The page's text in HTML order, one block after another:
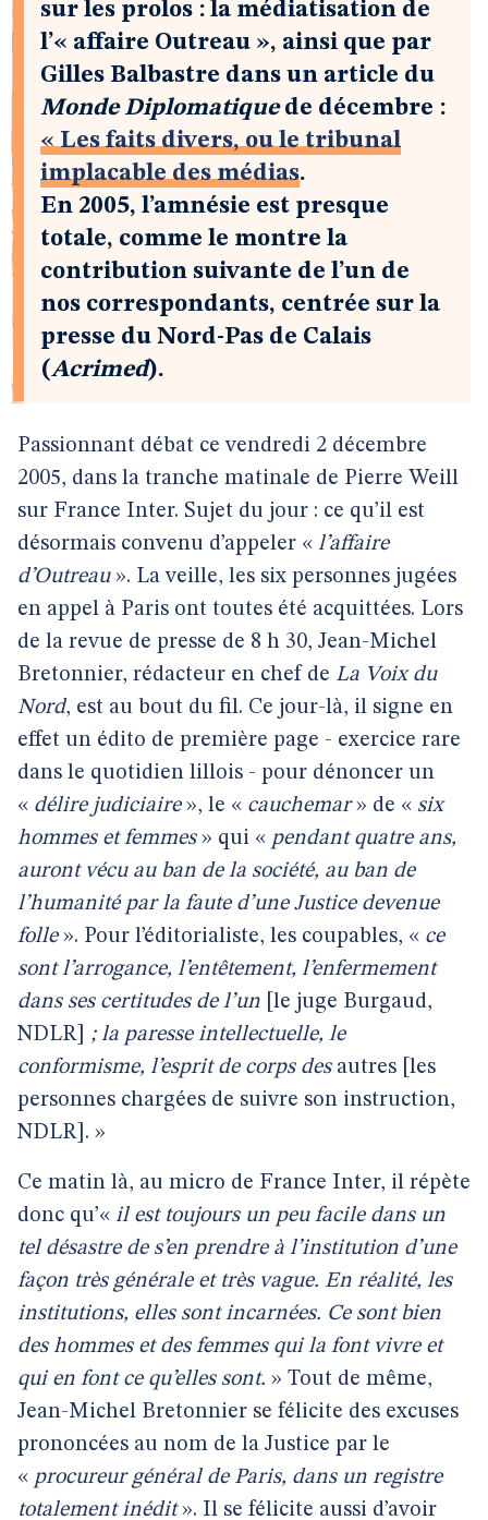
sur les prolos : la médiatisation de
l’« affaire Outreau », ainsi que par
Gilles Balbastre dans un article du
Monde Diplomatiquede décembre :
« Les faits divers, ou le tribunal
implacable des médias.
En 2005, l’amnésie est presque
totale, comme le montre la
contribution suivante de l’un de
nos correspondants, centrée sur la
presse du Nord-Pas de Calais
(Acrimed).
Passionnant débat ce vendredi 2 décembre
2005, dans la tranche matinale de Pierre Weill
sur France Inter. Sujet du jour : ce qu’il est
désormais convenu d’appeler « l’affaire
d’Outreau». La veille, les six personnes jugées
en appel à Paris ont toutes été acquittées. Lors
de la revue de presse de 8 h 30, Jean-Michel
Bretonnier, rédacteur en chef de La Voix du
Nord, est au bout du fil. Ce jour-là, il signe en
effet un édito de première page - exercice rare
dans le quotidien lillois - pour dénoncer un
« délire judiciaire», le « cauchemar» de « six
hommes et femmes» qui « pendant quatre ans,
auront vécu au ban de la société, au ban de
l’humanité par la faute d’une Justice devenue
folle». Pour l’éditorialiste, les coupables, « ce
sont l’arrogance, l’entêtement, l’enfermement
dans ses certitudes de l’un [le juge Burgaud,
NDLR]
; la paresse intellectuelle, le
conformisme, l’esprit de corps des autres [les
personnes chargées de suivre son instruction,
NDLR]. »
Ce matin là, au micro de France Inter, il répète
donc qu’« il est toujours un peu facile dans un
tel désastre de s’en prendre à l’institution d’une
façon très générale et très vague. En réalité, les
institutions, elles sont incarnées. Ce sont bien
des hommes et des femmes qui la font vivre et
qui en font ce qu’elles sont. » Tout de même,
Jean-Michel Bretonnier se félicite des excuses
prononcées au nom de la Justice par le
« procureur général de Paris, dans un registre
totalement inédit». Il se félicite aussi d’avoir